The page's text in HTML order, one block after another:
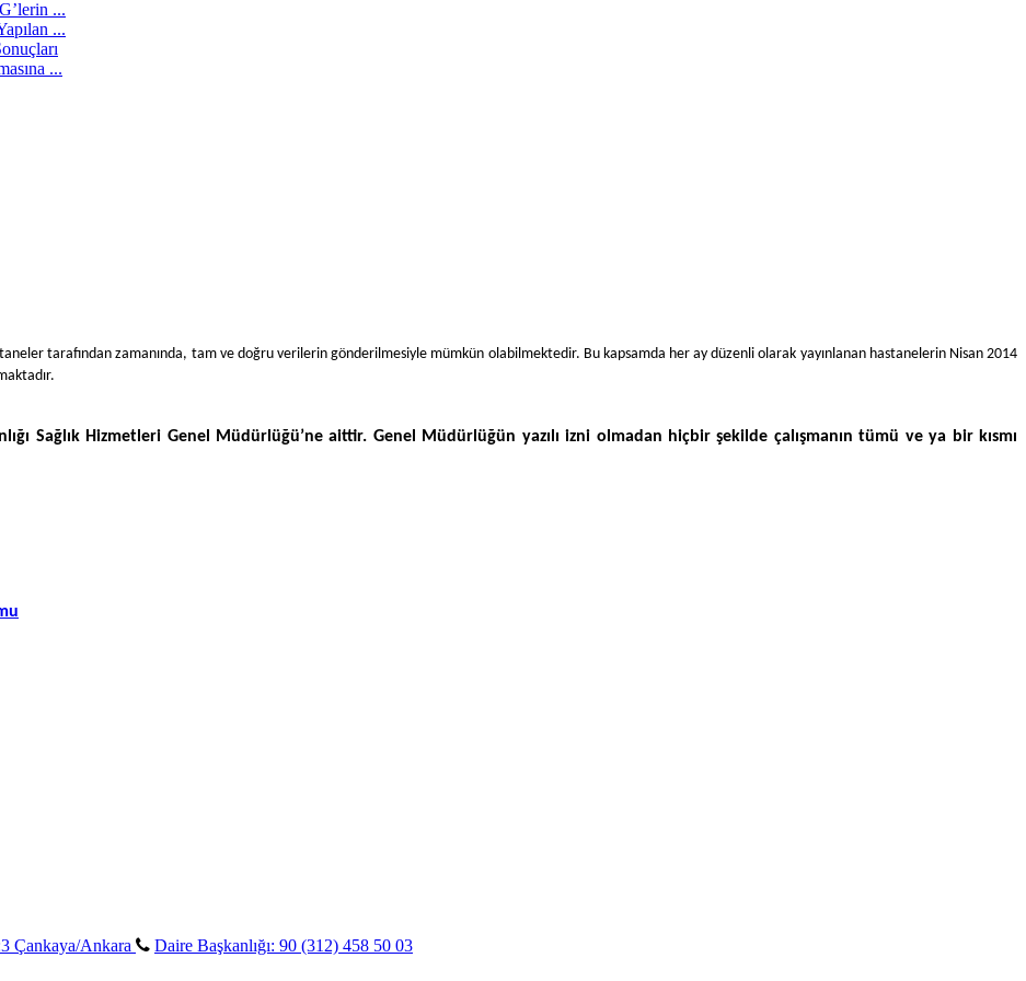
...
...
...
tarafından zamanında, tam ve doğru verilerin gönderilmesiyle mümkün olabilmektedir. Bu kapsamda her ay düzenli olarak yayınlanan hastanelerin Nisan 2014
Sağlık Hizmetleri Genel Müdürlüğü’ne aittir. Genel Müdürlüğün yazılı izni olmadan hiçbir şekilde çalışmanın tümü ve ya bir kısmı
Çankaya/Ankara
Daire Başkanlığı: 90 (312) 458 50 03